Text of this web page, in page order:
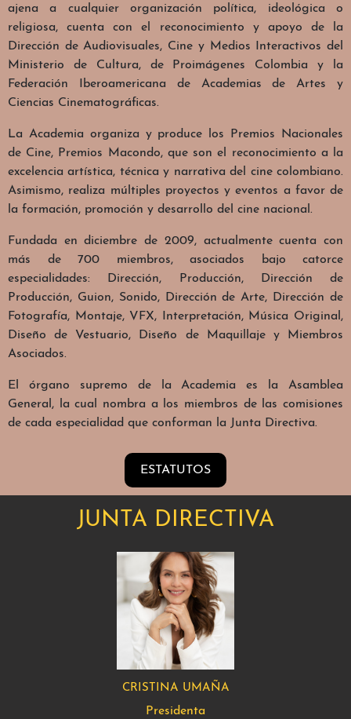
ajena a cualquier organización política, ideológica o
religiosa, cuenta con el reconocimiento y apoyo de la
Dirección de Audiovisuales, Cine y Medios Interactivos del
Ministerio de Cultura, de Proimágenes Colombia y la
Federación Iberoamericana de Academias de Artes y
Ciencias Cinematográficas.
La Academia organiza y produce los Premios Nacionales
de Cine, Premios Macondo, que son el reconocimiento a la
excelencia artística, técnica y narrativa del cine colombiano.
Asimismo, realiza múltiples proyectos y eventos a favor de
la formación, promoción y desarrollo del cine nacional.
Fundada en diciembre de 2009, actualmente cuenta con
más de 700 miembros, asociados bajo catorce
especialidades: Dirección, Producción, Dirección de
Producción, Guion, Sonido, Dirección de Arte, Dirección de
Fotografía, Montaje, VFX, Interpretación, Música Original,
Diseño de Vestuario, Diseño de Maquillaje y Miembros
Asociados.
El órgano supremo de la Academia es la Asamblea
General, la cual nombra a los miembros de las comisiones
de cada especialidad que conforman la Junta Directiva.
ESTATUTOS
JUNTA DIRECTIVA
CRISTINA UMAÑA
Presidenta